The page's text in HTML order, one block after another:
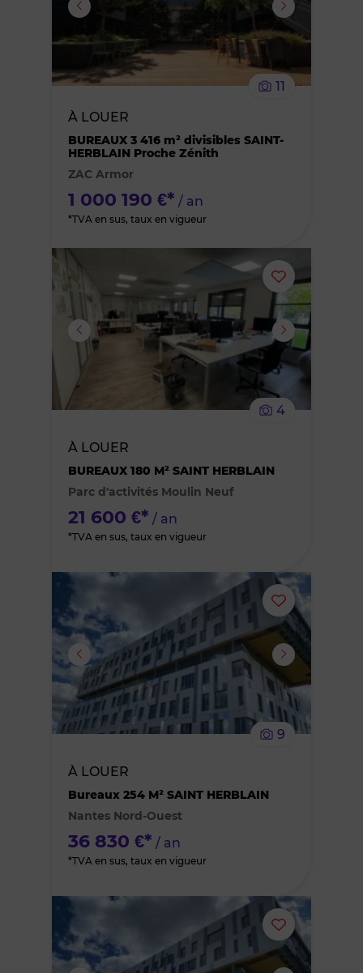
supprimer
11
À LOUER
BUREAUX 3 416 m² divisibles SAINT-
HERBLAIN Proche Zénith
ZAC Armor
1 000 190 €* / an
*TVA en sus, taux en vigueur
Ajouter
ou
supprimer
4
À LOUER
BUREAUX 180 M² SAINT HERBLAIN
Parc d'activités Moulin Neuf
21 600 €* / an
*TVA en sus, taux en vigueur
Ajouter
ou
supprimer
le
9
À LOUER
Bureaux 254 M² SAINT HERBLAIN
Nantes Nord-Ouest
36 830 €* / an
*TVA en sus, taux en vigueur
Ajouter
ou